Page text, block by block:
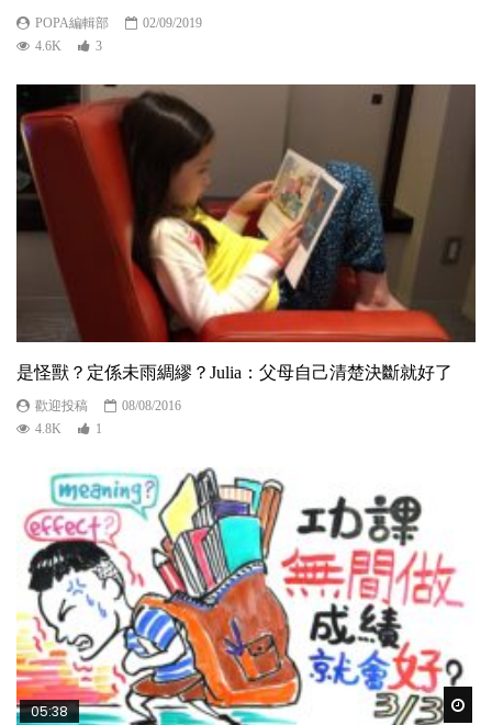
POPA編輯部
02/09/2019
4.6K
3
是怪獸？定係未雨綢繆？Julia：父母自己清楚決斷就好了
歡迎投稿
08/08/2016
4.8K
1
05:38